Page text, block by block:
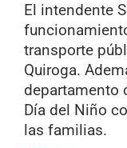
El intendente
transporte
Quiroga.
departamento
Día del Niño
las familias.